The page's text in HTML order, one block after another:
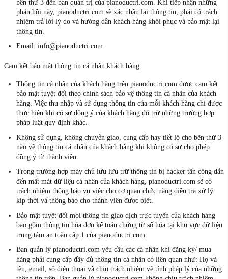
bên thứ 3 đến ban quản trị của pianoductri.com. Khi tiếp nhận những
phản hồi này, pianoductri.com sẽ xác nhận lại thông tin, phải có trách
nhiệm trả lời lý do và hướng dẫn khách hàng khôi phục và bảo mật lại
thông tin.
Email: info@pianoductri.com
Cam kết bảo mật thông tin cá nhân khách hàng
Thông tin cá nhân của khách hàng trên pianoductri.com được cam kết
bảo mật tuyệt đối theo chính sách bảo vệ thông tin cá nhân của khách
hàng. Việc thu nhập và sử dụng thông tin của mỗi khách hàng chỉ được
thực hiện khi có sự đồng ý của khách hàng đó trừ những trường hợp
pháp luật quy định khác.
Không sử dụng, không chuyển giao, cung cấp hay tiết lộ cho bên thứ 3
nào về thông tin cá nhân của khách hàng khi không có sự cho phép
đồng ý từ thành viên.
Trong trường hợp máy chủ lưu lưu trữ thông tin bị hacker tấn công dẫn
đến mất mát dữ liệu cá nhân của khách hàng, pianoductri.com sẽ có
trách nhiệm thông báo vụ việc cho cơ quan chức năng điều tra xử lý
kịp thời và thông báo cho thành viên được biết.
Bảo mật tuyệt đối mọi thông tin giao dịch trực tuyến của khách hàng
bao gồm thông tin hóa đơn kế toán chứng từ số hóa tại khu vực dữ liệu
trung tâm an toàn cấp 1 của pianoductri.com.
Ban quản lý pianoductri.com yêu cầu các cá nhân khi đăng ký/ mua
hàng phải cung cấp đầy đủ thông tin cá nhân có liên quan như: Họ và
tên, email, số điện thoại và chịu trách nhiệm về tính pháp lý của những